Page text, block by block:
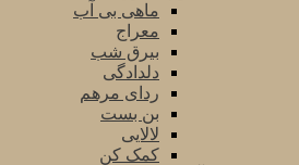
ماهی بی آب
معراج
بیرق شب
دلدادگی
ردای مرهم
بن بست
لالایی
کمک کن